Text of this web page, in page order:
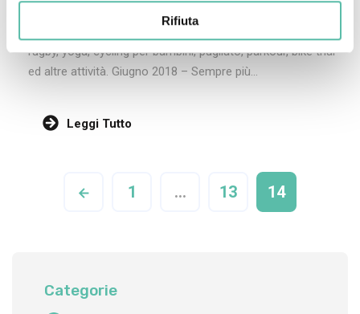
Rifiuta
rugby, yoga, cycling per bambini, pugilato, parkour, bike trial
ed altre attività. Giugno 2018 – Sempre più...
Leggi Tutto
1 … 13 14
Categorie